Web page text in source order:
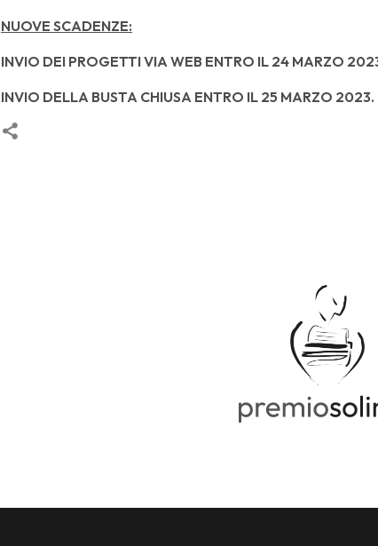
NUOVE SCADENZE:
INVIO DEI PROGETTI VIA WEB ENTRO IL 24 MARZO
INVIO DELLA BUSTA CHIUSA ENTRO IL 25 MARZO 2023.